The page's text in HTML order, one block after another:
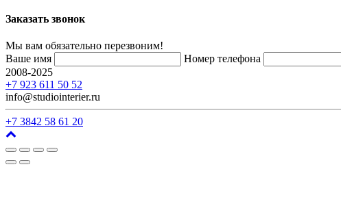
Заказать звонок
Мы вам обязательно перезвоним!
Ваше имя
Номер телефона
2008-2025
+7 923 611 50 52
info@studiointerier.ru
+7 3842 58 61 20